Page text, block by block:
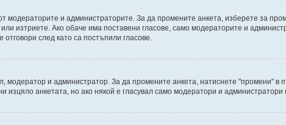
и администраторите. За да промените анкета, изберете за
изтриете. Ако обаче има поставени гласове, само модераторите и
след като са постъпили гласове.
модератор и администратор. За да промените анкета, натиснете "промени"
анкетата, но ако някой е гласувал само модератори и администратори